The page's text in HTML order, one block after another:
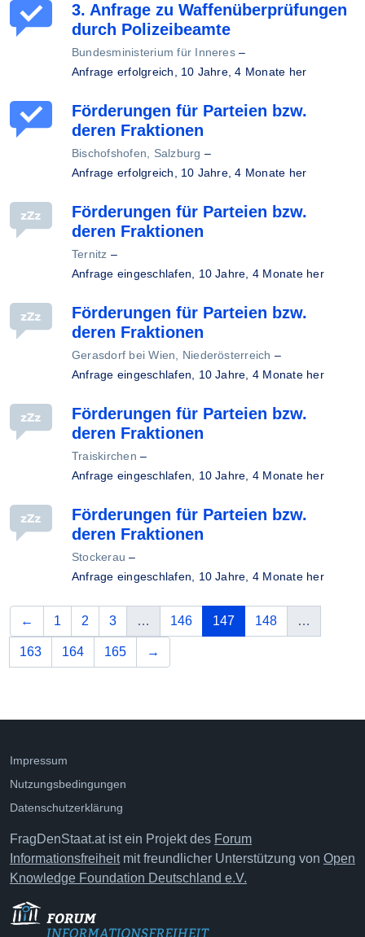
3. Anfrage zu Waffenüberprüfungen
durch Polizeibeamte
Bundesministerium für Inneres–
Anfrage erfolgreich, 10 Jahre, 4 Monate her
Förderungen für Parteien bzw.
deren Fraktionen
Bischofshofen, Salzburg –
Anfrage erfolgreich, 10 Jahre, 4 Monate her
Förderungen für Parteien bzw.
deren Fraktionen
Ternitz –
Anfrage eingeschlafen, 10 Jahre, 4 Monate her
Förderungen für Parteien bzw.
deren Fraktionen
Gerasdorf bei Wien, Niederösterreich –
Anfrage eingeschlafen, 10 Jahre, 4 Monate her
Förderungen für Parteien bzw.
deren Fraktionen
Traiskirchen –
Anfrage eingeschlafen, 10 Jahre, 4 Monate her
Förderungen für Parteien bzw.
deren Fraktionen
Stockerau –
Anfrage eingeschlafen, 10 Jahre, 4 Monate her
← vorherige
1 2 3 … 146 147(aktuelle Seite)
148 …
163 164 165 →
Impressum
Nutzungsbedingungen
Datenschutzerklärung
FragDenStaat.at ist ein Projekt des Forum
Informationsfreiheitmit freundlicher Unterstützung von Open
Knowledge Foundation Deutschland e.V.